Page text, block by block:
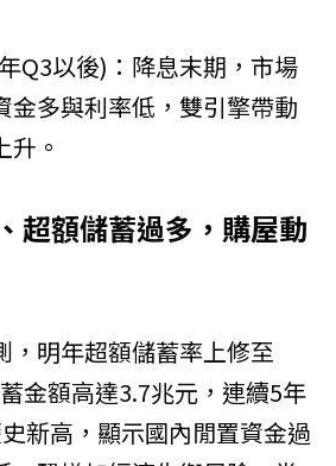
Q3以後)：降息末期，市場
金多與利率低，雙引擎帶動
。
超額儲蓄過多，購屋動
，明年超額儲蓄率上修至
金額高達3.7兆元，連續5年
新高，顯示國內閒置資金過